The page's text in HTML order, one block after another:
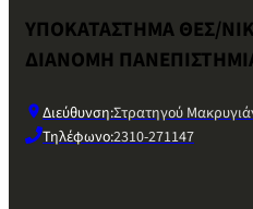
ΥΠΟΚΑΤΑΣΤΗΜΑ ΘΕΣ/
ΔΙΑΝΟΜΗ
Διεύθυνση:Στρατηγού
Τηλέφωνο:2310-271147